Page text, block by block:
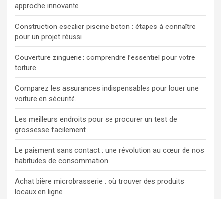
approche innovante
Construction escalier piscine beton : étapes à connaître
pour un projet réussi
Couverture zinguerie : comprendre l’essentiel pour votre
toiture
Comparez les assurances indispensables pour louer une
voiture en sécurité.
Les meilleurs endroits pour se procurer un test de
grossesse facilement
Le paiement sans contact : une révolution au cœur de nos
habitudes de consommation
Achat bière microbrasserie : où trouver des produits
locaux en ligne